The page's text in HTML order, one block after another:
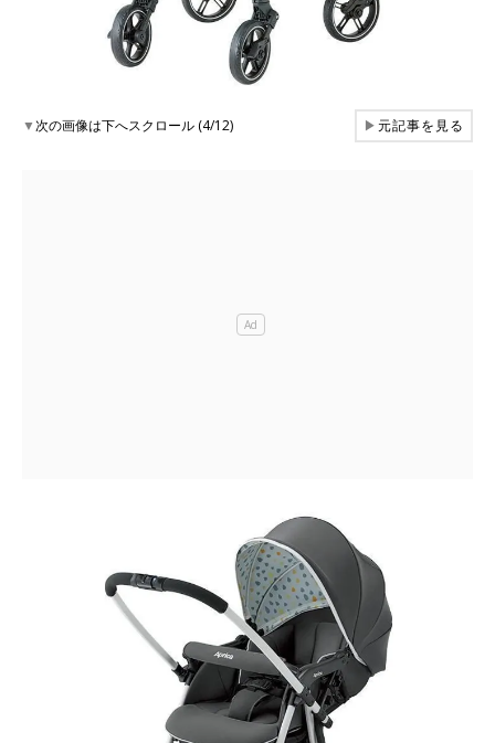
▼次の画像は下へスクロール (4/12) ▶元記事を見る